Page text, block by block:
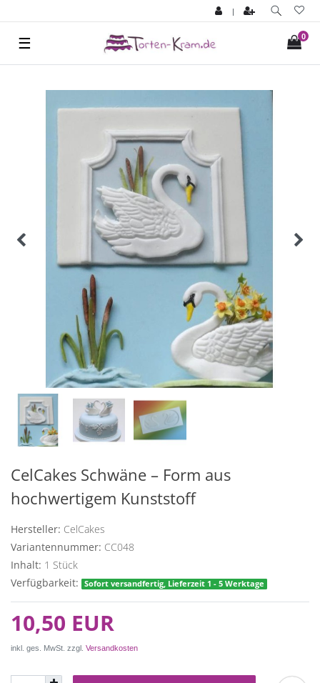
|
0
☰
CelCakes Schwäne – Form aus
hochwertigem Kunststoff
Hersteller: CelCakes
Variantennummer: CC048
Inhalt: 1 Stück
Verfügbarkeit:
Sofort versandfertig, Lieferzeit 1 - 5 Werktage
10,50 EUR
inkl. ges. MwSt. zzgl. Versandkosten